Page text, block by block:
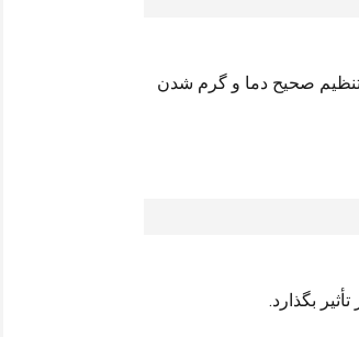
تنظیم صحیح دما و گرم شدن
بگذارد.